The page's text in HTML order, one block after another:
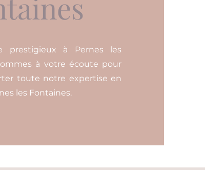
prestigieux à Pernes les
à votre écoute pour
toute notre expertise en
les Fontaines.